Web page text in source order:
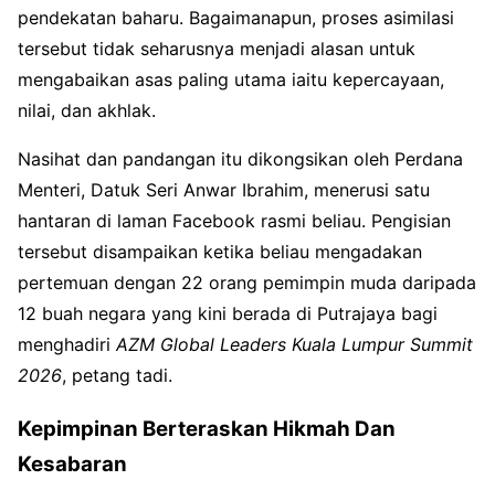
pendekatan baharu. Bagaimanapun, proses asimilasi
tersebut tidak seharusnya menjadi alasan untuk
mengabaikan asas paling utama iaitu kepercayaan,
nilai, dan akhlak.
Nasihat dan pandangan itu dikongsikan oleh Perdana
Menteri, Datuk Seri Anwar Ibrahim, menerusi satu
hantaran di laman Facebook rasmi beliau. Pengisian
tersebut disampaikan ketika beliau mengadakan
pertemuan dengan 22 orang pemimpin muda daripada
12 buah negara yang kini berada di Putrajaya bagi
menghadiriAZM Global Leaders Kuala Lumpur Summit
2026, petang tadi.
Kepimpinan Berteraskan Hikmah Dan
Kesabaran